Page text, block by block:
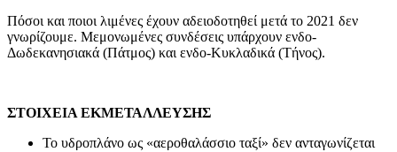
Πόσοι και ποιοι λιμένες έχουν αδειοδοτηθεί μετά το 2021 δεν
γνωρίζουμε. Μεμονωμένες συνδέσεις υπάρχουν ενδο-
Δωδεκανησιακά (Πάτμος) και ενδο-Κυκλαδικά (Τήνος).
ΣΤΟΙΧΕΙΑ ΕΚΜΕΤΑΛΛΕΥΣΗΣ
Το υδροπλάνο ως «αεροθαλάσσιο ταξί» δεν ανταγωνίζεται